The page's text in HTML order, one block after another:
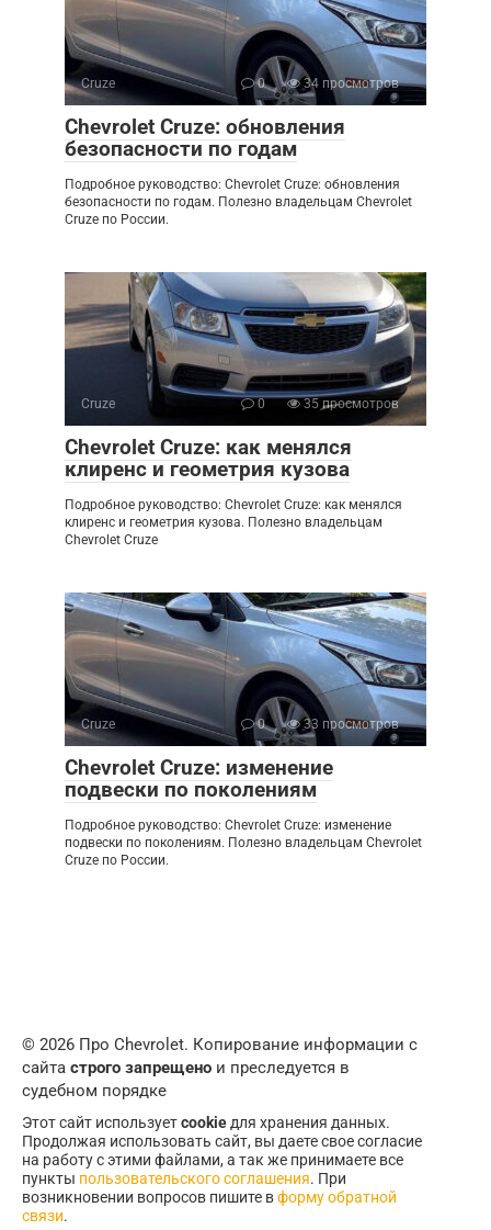
Cruze 0 34 просмотров
Chevrolet Cruze: обновления
безопасности по годам
Подробное руководство: Chevrolet Cruze: обновления
безопасности по годам. Полезно владельцам Chevrolet
Cruze по России.
Cruze 0 35 просмотров
Chevrolet Cruze: как менялся
клиренс и геометрия кузова
Подробное руководство: Chevrolet Cruze: как менялся
клиренс и геометрия кузова. Полезно владельцам
Chevrolet Cruze
Cruze 0 33 просмотров
Chevrolet Cruze: изменение
подвески по поколениям
Подробное руководство: Chevrolet Cruze: изменение
подвески по поколениям. Полезно владельцам Chevrolet
Cruze по России.
© 2026 Про Chevrolet. Копирование информации с
сайта строго запрещено и преследуется в
судебном порядке
Этот сайт используетcookie для хранения данных.
Продолжая использовать сайт, вы даете свое согласие
на работу с этими файлами, а так же принимаете все
пункты пользовательского соглашения. При
возникновении вопросов пишите вформу обратной
связи.